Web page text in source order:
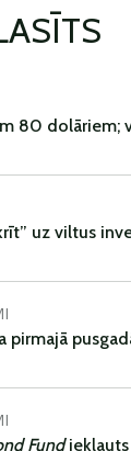
80 dolāriem;
uz viltus
pirmajā
Fundiekļauts